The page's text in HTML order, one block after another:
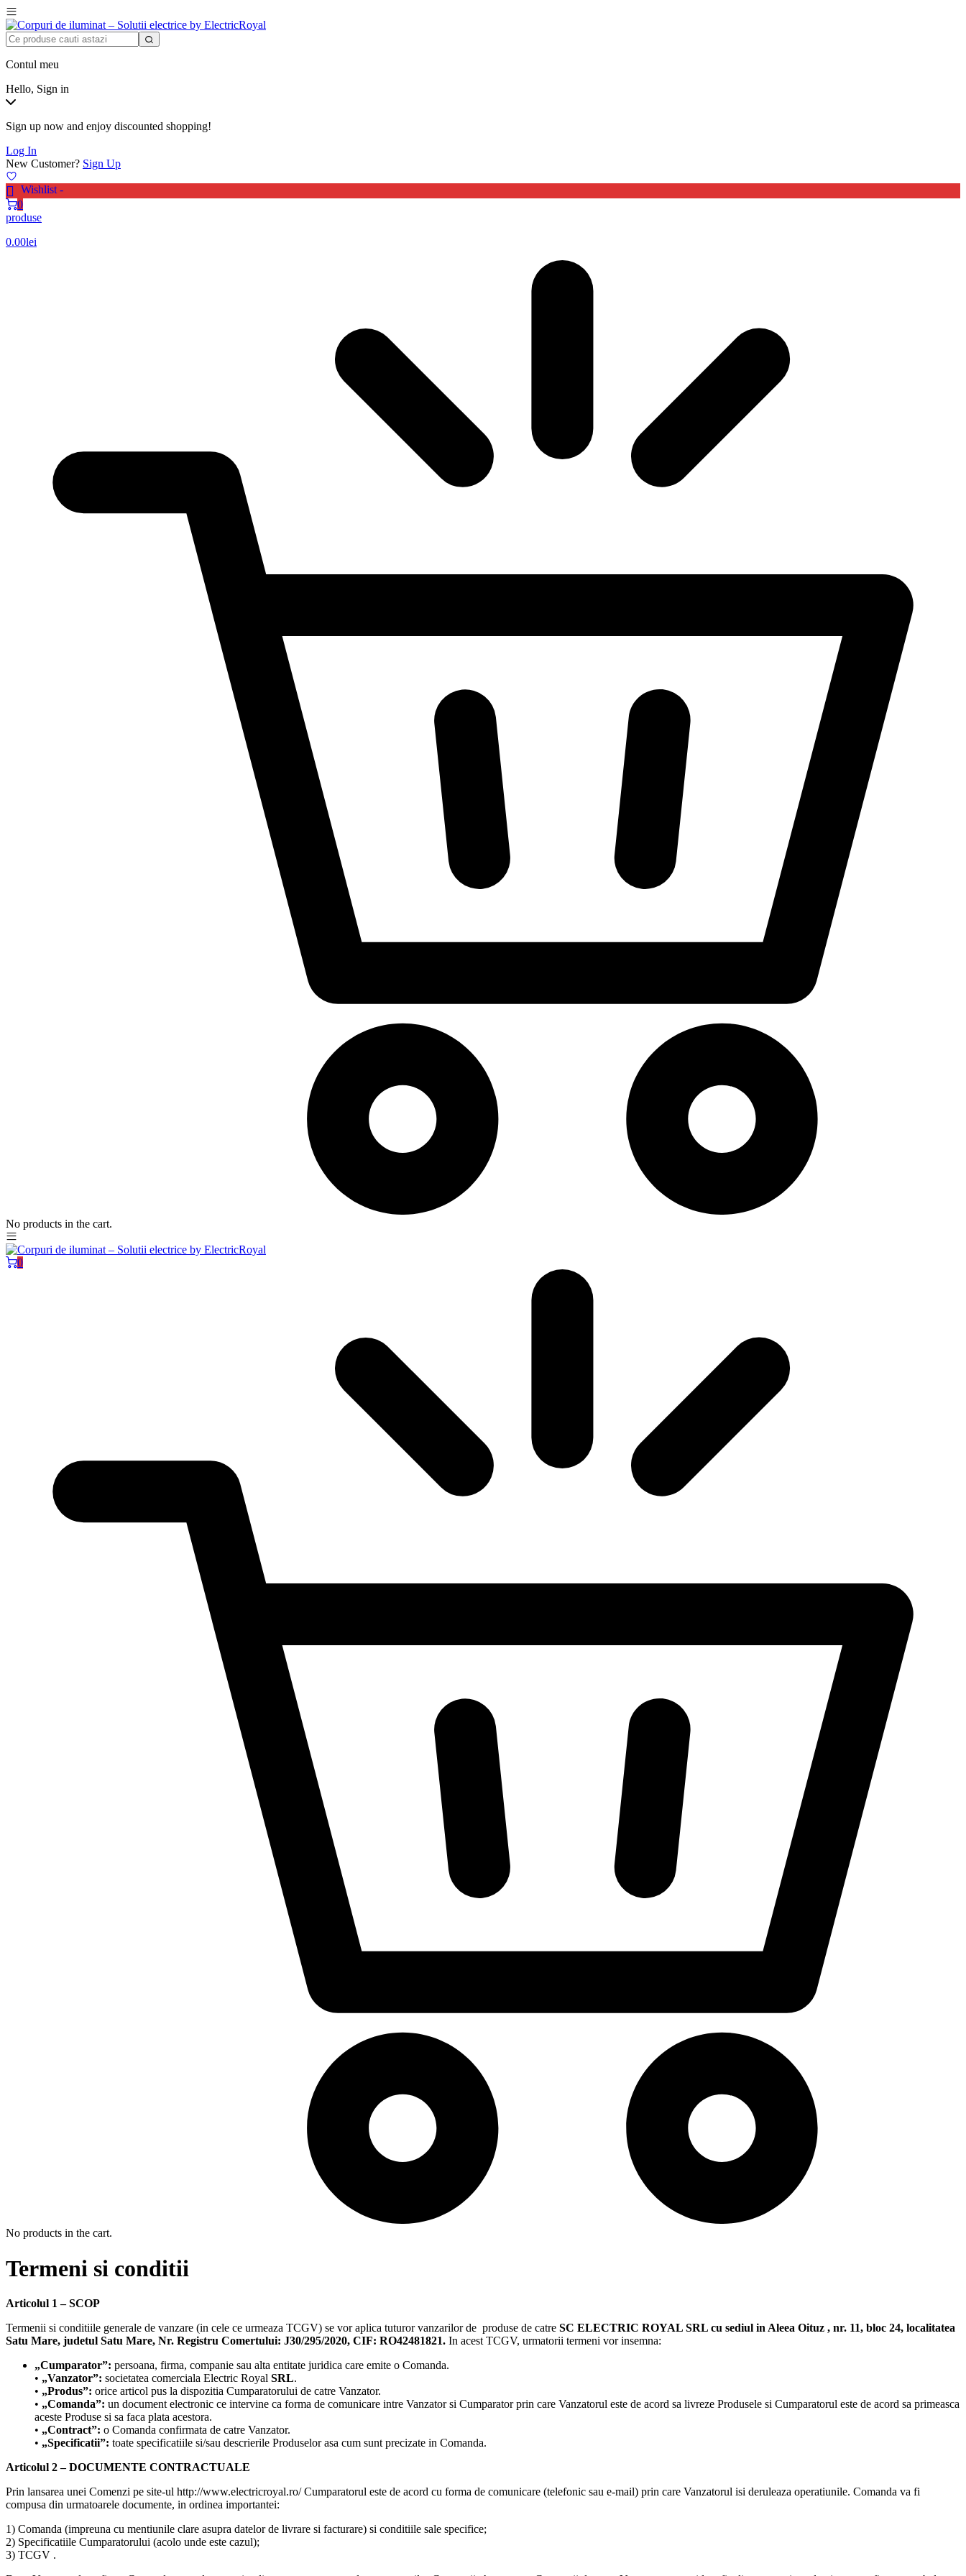
Contul meu
Hello, Sign in
Sign up now and enjoy discounted shopping!
Log In
New Customer? Sign Up
Wishlist -
0
produse
0.00lei
No products in the cart.
0
No products in the cart.
Termeni si conditii
Articolul 1 – SCOP
Termenii si conditiile generale de vanzare (in cele ce urmeaza TCGV) se vor aplica tuturor vanzarilor de produse de catre SC ELECTRIC ROYAL SRL cu sediul in Aleea Oituz , nr. 11, bloc 24, localitatea
Satu Mare, judetul Satu Mare, Nr. Registru Comertului: J30/295/2020, CIF: RO42481821. In acest TCGV, urmatorii termeni vor insemna:
„Cumparator”: persoana, firma, companie sau alta entitate juridica care emite o Comanda.
• „Vanzator”: societatea comerciala Electric Royal SRL.
• „Produs”: orice articol pus la dispozitia Cumparatorului de catre Vanzator.
• „Comanda”: un document electronic ce intervine ca forma de comunicare intre Vanzator si Cumparator prin care Vanzatorul este de acord sa livreze Produsele si Cumparatorul este de acord sa primeasca
aceste Produse si sa faca plata acestora.
• „Contract”: o Comanda confirmata de catre Vanzator.
• „Specificatii”: toate specificatiile si/sau descrierile Produselor asa cum sunt precizate in Comanda.
Articolul 2 – DOCUMENTE CONTRACTUALE
Prin lansarea unei Comenzi pe site-ul http://www.electricroyal.ro/ Cumparatorul este de acord cu forma de comunicare (telefonic sau e-mail) prin care Vanzatorul isi deruleaza operatiunile. Comanda va fi
compusa din urmatoarele documente, in ordinea importantei:
1) Comanda (impreuna cu mentiunile clare asupra datelor de livrare si facturare) si conditiile sale specifice;
2) Specificatiile Cumparatorului (acolo unde este cazul);
3) TCGV .